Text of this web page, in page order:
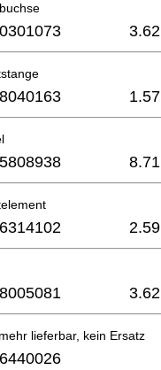
3.62
1.57
8.71
2.59
3.62
lieferbar, kein Ersatz